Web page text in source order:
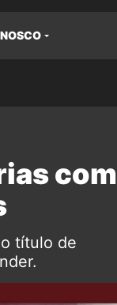
com
título de